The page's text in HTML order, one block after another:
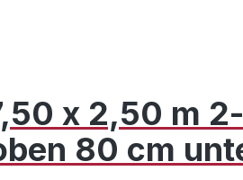
x 2,50 m
80 cm